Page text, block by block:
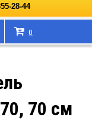
28-44
0
70 см